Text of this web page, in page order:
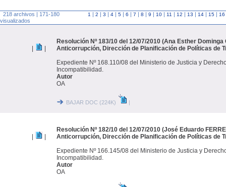
218 archivos | 171-180
visualizados
1 | 2 | 3 | 4 | 5 | 6 | 7 | 8 | 9 | 10 | 11 | 12 | 13 | 14 | 15 | 16
Resolución Nº 183/10 del 12/07/2010 (Ana Esther Dominga
Anticorrupción, Dirección de Planificación de Políticas de
Expediente Nº 168.110/08 del Ministerio de Justicia y
Incompatibilidad.
Autor
OA
BAJAR DOC (224K) |
Resolución Nº 182/10 del 12/07/2010 (José Eduardo
Anticorrupción, Dirección de Planificación de Políticas de
Expediente Nº 166.145/08 del Ministerio de Justicia y
Incompatibilidad.
Autor
OA